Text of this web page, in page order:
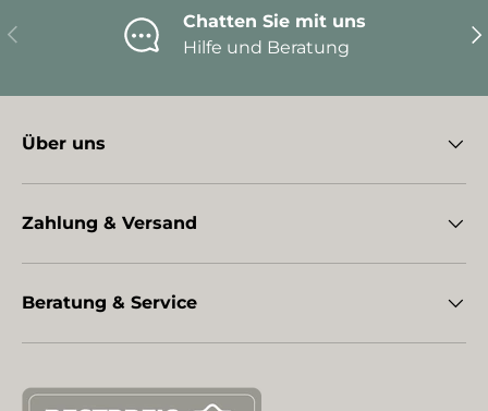
Vorherige
Chatten Sie mit uns
Hilfe und Beratung
Über uns
Zahlung & Versand
Beratung & Service